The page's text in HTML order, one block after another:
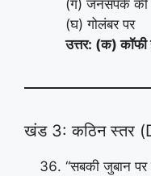
(ग) जनसंपर्क की
(घ) गोलंबर पर
उत्तर: (क) कॉफी
खंड 3: कठिन स्तर
“सबकी जुबान पर